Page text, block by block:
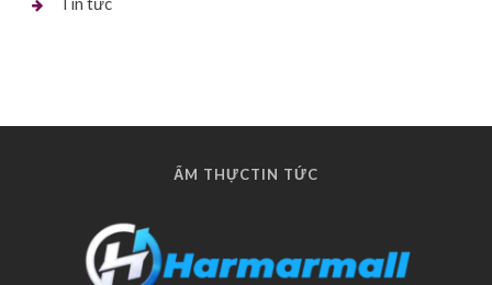
ẨM THỰCTIN TỨC